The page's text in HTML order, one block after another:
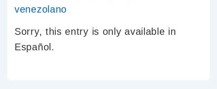
Sorry, this entry is only available in
Español.